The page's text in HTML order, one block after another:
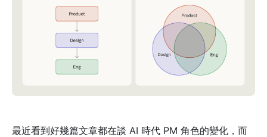
最近看到好幾篇文章都在談 AI 時代 PM 角色的變化，而